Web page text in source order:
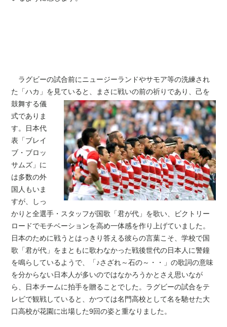
ラグビーの試合前にニュージーランドやサモア等の洗練され
た「ハカ」を見ていると、まさに戦いの前の祈りであり、己を
鼓舞する儀
式でありま
す。日本代
表「ブレイ
ブ・ブロッ
サムズ」に
は多数の外
国人もいま
すが、しっ
かりと全選手・スタッフが国歌「君が代」を歌い、ビクトリー
ロードでモチベーションを高め一体感を作り上げていました。
日本のために戦うとはっきり答える彼らの言葉こそ、学校で国
歌「君が代」をまともに歌わなかった戦後世代の日本人に警鐘
を鳴らしているようで、「♪さざれ～石の～・・」の歌詞の意味
を分からない日本人が多いのではなかろうかとさえ思いなが
ら、日本チームに拍手を贈ることでした。ラグビーの試合をテ
レビで観戦していると、かつては名門高校として名を馳せた大
口高校が花園に出場した9回の姿と重なりました。